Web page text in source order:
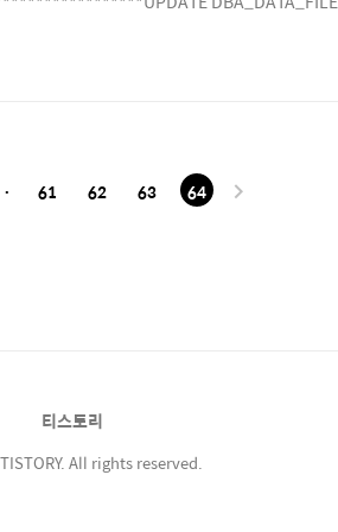
뷰테이블이라 위의 문장은
61 62 63 64
티스토리
All rights reserved.